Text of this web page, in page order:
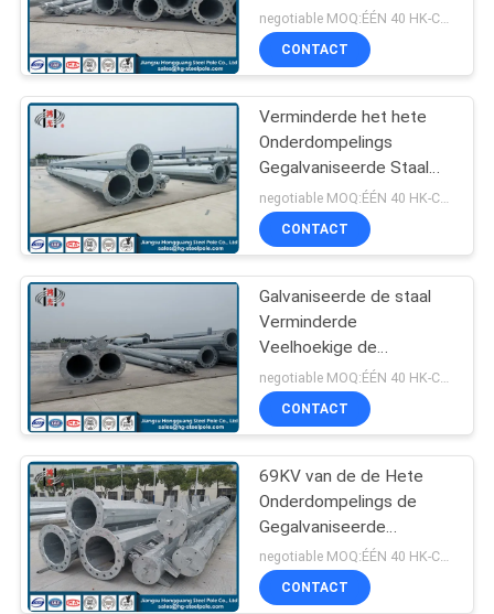
Straat lichtmasten
118
Vloed Lichte Polen
Gegalvaniseerde Staal
Twee Segmenten
Overlappingstype
negotiable MOQ:ÉÉN 40 HK-CONTAINER
CONTACT
Verminderde het hete
Onderdompelings
Gegalvaniseerde Staal
Elektromacht Pool Q345
voor Transmissielijn
CONTACT
Galvaniseerde de staal
Verminderde
Veelhoekige de
Machtstransmissie Polen
van Q235 met Hete
Onderdompeling 15m
CONTACT
69KV van de de Hete
Onderdompelings de
Gegalvaniseerde
Transmissie van
elektromachtspool Lijn
Pool Q345 45m
negotiable MOQ:ÉÉN 40 HK-CONTAINER
CONTACT